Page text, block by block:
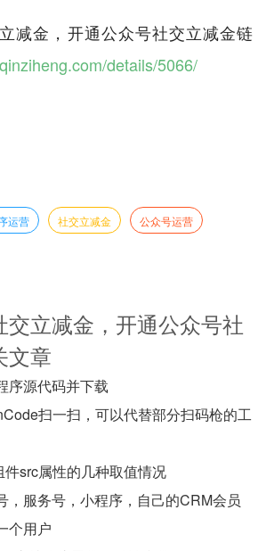
减金，开通公众号社交立减金链
details/5066/
运营 社交立减金 公众号运营
交立减金，开通公众号社
文章
序源代码并下载
扫一扫，可以代替部分扫码枪的工
src属性的几种取值情况
，服务号，小程序，自己的CRM会员
个用户